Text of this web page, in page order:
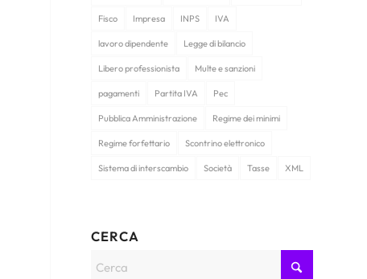
Fisco Impresa INPS IVA
lavoro dipendente Legge di bilancio
Libero professionista Multe e sanzioni
pagamenti Partita IVA Pec
Pubblica Amministrazione Regime dei minimi
Regime forfettario Scontrino elettronico
Sistema di interscambio Società Tasse XML
CERCA